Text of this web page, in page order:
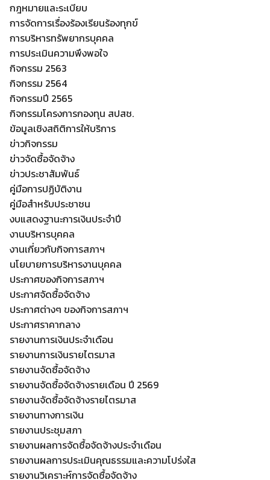
Search
for:
Search
กฎหมายและระเบียบ
การจัดการเรื่องร้องเรียนร้องทุกข์
การบริหารทรัพยากรบุคคล
การประเมินความพึงพอใจ
กิจกรรม 2563
กิจกรรม 2564
กิจกรรมปี 2565
กิจกรรมโครงการกองทุน สปสช.
ข้อมูลเชิงสถิติการให้บริการ
ข่าวกิจกรรม
ข่าวจัดซื้อจัดจ้าง
ข่าวประชาสัมพันธ์
คู่มือการปฏิบัติงาน
คู่มือสำหรับประชาชน
งบแสดงฐานะการเงินประจำปี
งานบริหารบุคคล
งานเกี่ยวกับกิจการสภาฯ
นโยบายการบริหารงานบุคคล
ประกาศของกิจการสภาฯ
ประกาศจัดซื้อจัดจ้าง
ประกาศต่างๆ ของกิจการสภาฯ
ประกาศราคากลาง
รายงานการเงินประจำเดือน
รายงานการเงินรายไตรมาส
รายงานจัดซื้อจัดจ้าง
รายงานจัดซื้อจัดจ้างรายเดือน ปี 2569
รายงานจัดซื้อจัดจ้างรายไตรมาส
รายงานทางการเงิน
รายงานประชุมสภา
รายงานผลการจัดซื้อจัดจ้างประจำเดือน
รายงานผลการประเมินคุณธรรมและความโปร่งใส
รายงานวิเคราะห์การจัดซื้อจัดจ้าง